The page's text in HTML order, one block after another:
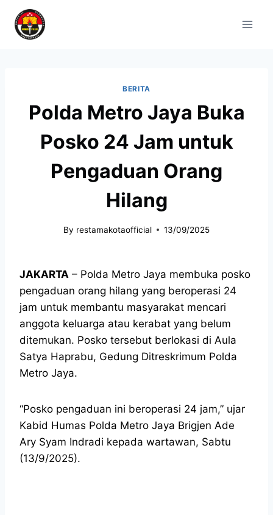
BERITA
Polda Metro Jaya Buka
Posko 24 Jam untuk
Pengaduan Orang
Hilang
By restamakotaofficial 13/09/2025
JAKARTA – Polda Metro Jaya membuka posko
pengaduan orang hilang yang beroperasi 24
jam untuk membantu masyarakat mencari
anggota keluarga atau kerabat yang belum
ditemukan. Posko tersebut berlokasi di Aula
Satya Haprabu, Gedung Ditreskrimum Polda
Metro Jaya.
“Posko pengaduan ini beroperasi 24 jam,” ujar
Kabid Humas Polda Metro Jaya Brigjen Ade
Ary Syam Indradi kepada wartawan, Sabtu
(13/9/2025).